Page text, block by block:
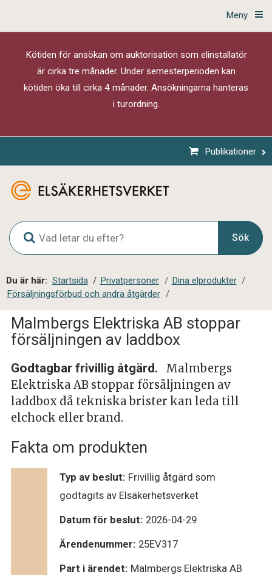
Meny
Kötiden för ansökan om auktorisation som elinstallatör
är cirka tre månader. Under semesterperioden kan
kötiden öka till cirka 4 månader. Ansökningarna hanteras
i turordning.
Publikationer
G
l
o
a
l
s
t
e
s
ö
k
Sök
Du är här: Startsida / Privatpersoner / Dina elprodukter /
Försäljningsförbud och andra åtgärder /
Malmbergs Elektriska AB stoppar
försäljningen av laddbox
Godtagbar frivillig åtgärd.
Malmbergs
Elektriska AB stoppar försäljningen av
laddbox då tekniska brister kan leda till
elchock eller brand.
Fakta om produkten
Typ av beslut: Frivillig åtgärd som
godtagits av Elsäkerhetsverket
Datum för beslut: 2026-04-29
Ärendenummer: 25EV317
Part i ärendet: Malmbergs Elektriska AB